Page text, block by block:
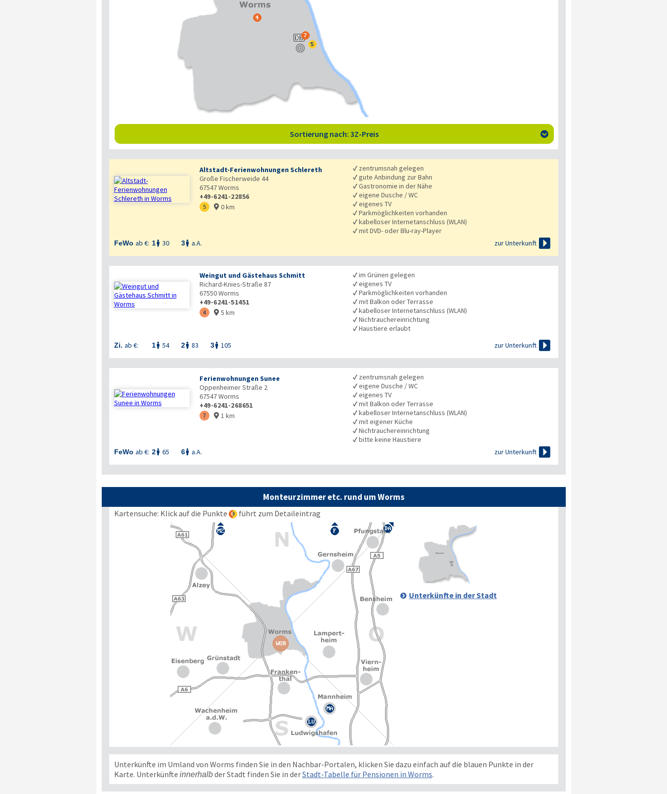
Sortierung nach: 3Z-Preis 
Altstadt-Ferienwohnungen Schlereth
Große Fischerweide 44
67547Worms
+49-6241-22856
5  0 km
FeWo ab €: 1 30 3 a.A.
✓ zentrumsnah gelegen
✓gute Anbindung zur Bahn
✓Gastronomie in der Nähe
✓eigene Dusche / WC
✓eigenes TV
✓Parkmöglichkeiten vorhanden
✓kabelloser Internetanschluss (WLAN)
✓mit DVD- oder Blu-ray-Player
zur Unterkunft 
Weingut und Gästehaus Schmitt
Richard-Knies-Straße 87
67550Worms
+49-6241-51451
4  5 km
Zi. ab €: 1 54 2 83 3 105
✓im Grünen gelegen
✓eigenes TV
✓Parkmöglichkeiten vorhanden
✓mit Balkon oder Terrasse
✓kabelloser Internetanschluss (WLAN)
✓Nichtrauchereinrichtung
✓Haustiere erlaubt
zur Unterkunft 
Ferienwohnungen Sunee
Oppenheimer Straße 2
67547Worms
+49-6241-268651
7  1 km
FeWo ab €: 2 65 6 a.A.
✓ zentrumsnah gelegen
✓eigene Dusche / WC
✓eigenes TV
✓mit Balkon oder Terrasse
✓kabelloser Internetanschluss (WLAN)
✓mit eigener Küche
✓Nichtrauchereinrichtung
✓bitte keine Haustiere
zur Unterkunft 
Monteurzimmer etc. rund um Worms
Kartensuche: Klick auf die Punkte führt zum Detaileintrag
Unterkünfte in der Stadt
Unterkünfte im Umland von Worms finden Sie in den Nachbar-Portalen, klicken Sie dazu einfach auf die blauen Punkte in der
Karte. Unterkünfte innerhalbder Stadt finden Sie in derStadt-Tabelle für Pensionen in Worms.